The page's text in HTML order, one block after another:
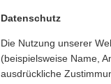
Datenschutz
Die Nutzung unserer
(beispielsweise Name,
ausdrückliche